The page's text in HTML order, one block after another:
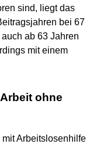
sind, liegt das
bei 67
ab 63 Jahren
mit einem
ohne
Arbeitslosenhilfe